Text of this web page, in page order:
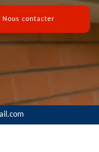
Nous contacter